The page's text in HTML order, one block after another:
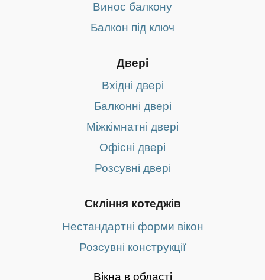
Винос балкону
Балкон під ключ
Двері
Вхідні двері
Балконні двері
Міжкімнатні двері
Офісні двері
Розсувні двері
Скління котеджів
Нестандартні форми вікон
Розсувні конструкції
Вікна в області